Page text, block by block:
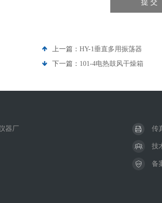
上一篇： HY-1垂直多用振荡器
下一篇： 101-4电热鼓风干燥箱
器厂 传
技
备